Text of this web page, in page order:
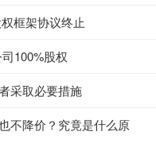
框架协议终止
100%股权
采取必要措施
不降价？究竟是什么原